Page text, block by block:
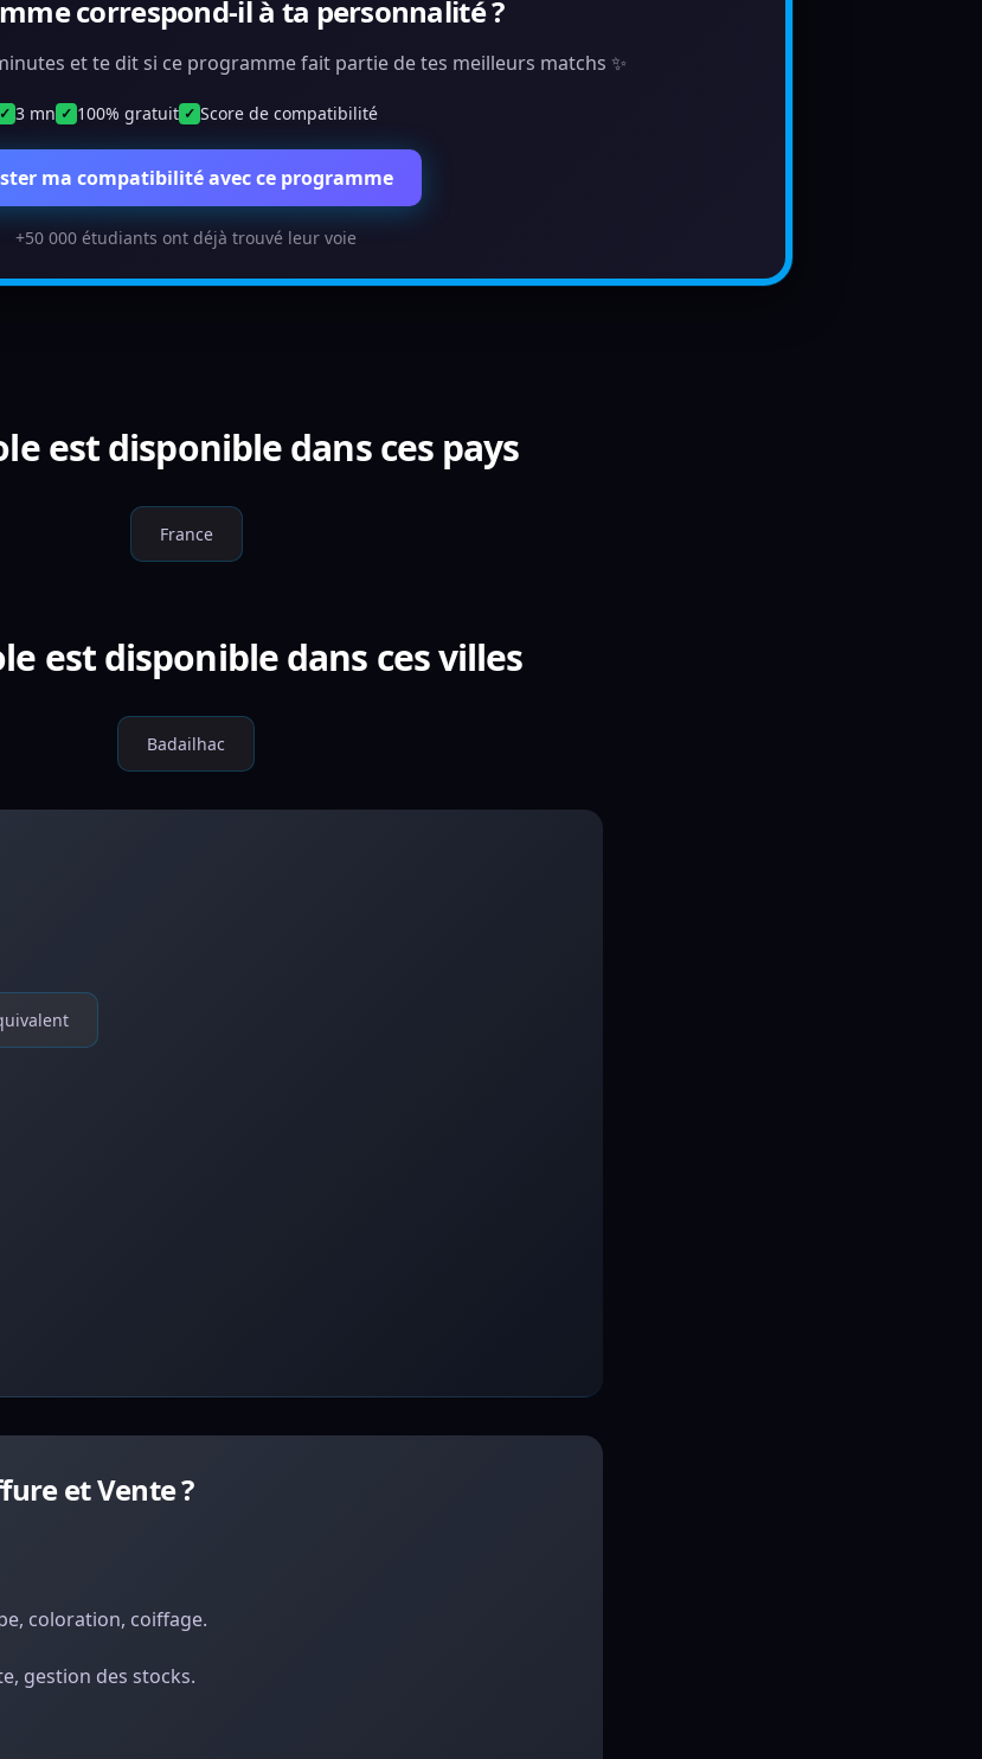
correspond-il à ta personnalité ?
et te dit si ce programme fait partie de tes meilleurs matchs ✨
✓ 3 mn ✓ 100% gratuit ✓ Score de compatibilité
ma compatibilité avec ce programme
+50 000 étudiants ont déjà trouvé leur voie
est disponible dans ces pays
France
est disponible dans ces villes
Badailhac
et Vente ?
coloration, coiffage.
gestion des stocks.